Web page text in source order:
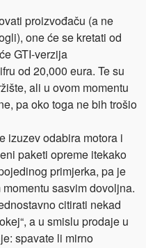
proizvođaču (a ne
one će se kretati od
GTI-verzija
od 20,000 eura. Te su
ali u ovom momentu
pa oko toga ne bih trošio
izuzev odabira motora i
paketi opreme itekako
primjerka, pa je
sasvim dovoljna.
citirati nekad
a u smislu prodaje u
spavate li mirno